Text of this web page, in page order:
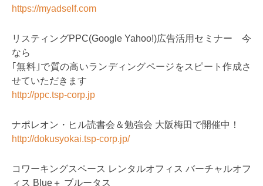
https://myadself.com
リスティングPPC(Google Yahoo!)広告活用セミナー 今
なら
｢無料｣で質の高いランディングページをスピート作成さ
せていただきます
http://ppc.tsp-corp.jp
ナポレオン・ヒル読書会＆勉強会 大阪梅田で開催中！
http://dokusyokai.tsp-corp.jp/
コワーキングスペース レンタルオフィス バーチャルオフ
ィス Blue＋ ブルータス